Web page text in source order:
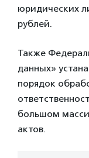
юридических
рублей.
Также
данных»
порядок
большом
актов.